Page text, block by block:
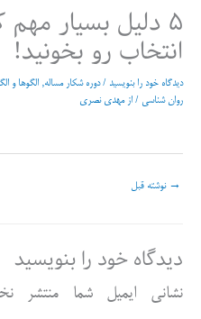
۵ دلیل بسیار
انتخاب رو بخونید!
دیدگاه‌ خود را بنویسید /دوره شکار مساله, الگوها و
روان شناسی / از مهدی نصری
→ نوشته قبل
دیدگاه‌ خود را بنویسید
نشانی ایمیل شما منتشر